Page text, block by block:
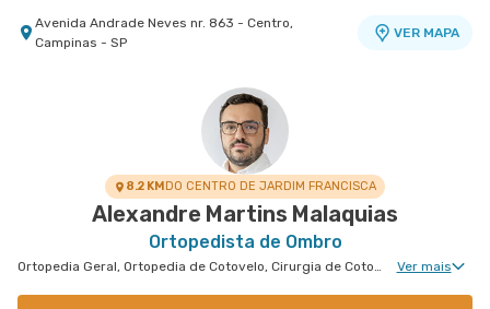
Avenida Andrade Neves nr. 863 - Centro,
Campinas - SP
VER MAPA
8.2 KMDO CENTRO DE JARDIM FRANCISCA
Alexandre Martins Malaquias
Ortopedista de Ombro
Ortopedia Geral, Ortopedia de Cotovelo, Cirurgia de Cotovelo, Cirurgia de Ombro Ver mais